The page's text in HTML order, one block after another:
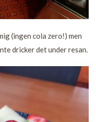
(ingen cola zero!) men
dricker det under resan.